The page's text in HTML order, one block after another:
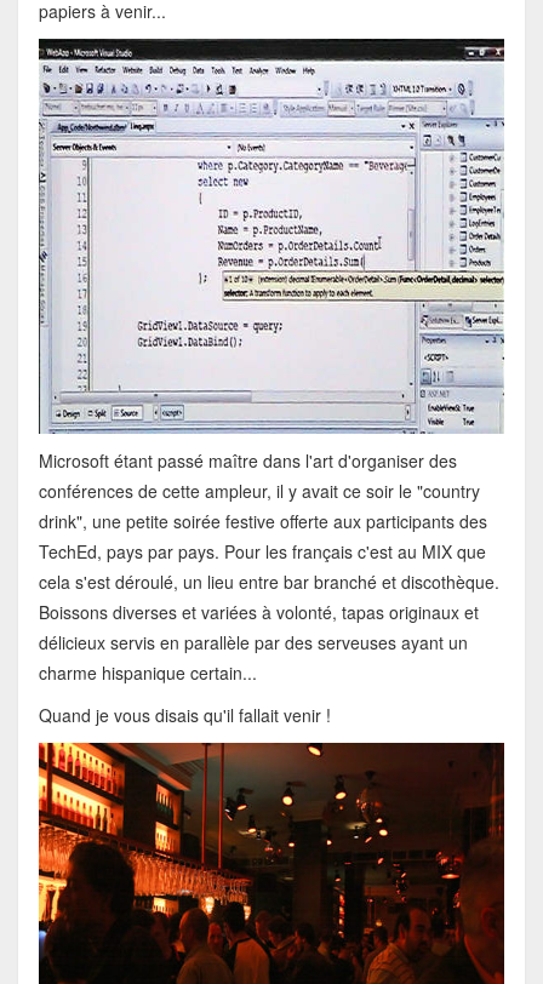
papiers à venir...
Microsoft étant passé maître dans l'art d'organiser des
conférences de cette ampleur, il y avait ce soir le "country
drink", une petite soirée festive offerte aux participants des
TechEd, pays par pays. Pour les français c'est au MIX que
cela s'est déroulé, un lieu entre bar branché et discothèque.
Boissons diverses et variées à volonté, tapas originaux et
délicieux servis en parallèle par des serveuses ayant un
charme hispanique certain...
Quand je vous disais qu'il fallait venir !